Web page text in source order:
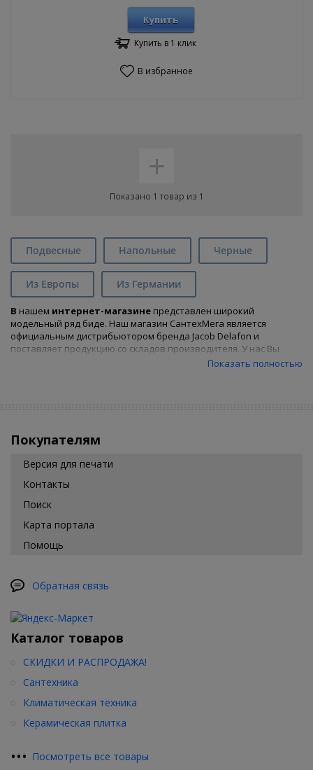
Купить
Купить в 1 клик
В избранное
+
Показано 1 товар из 1
Подвесные Напольные Черные
Из Европы Из Германии
В нашем интернет-магазине представлен широкий
модельный ряд биде. Наш магазин СантехМега является
официальным дистрибьютором бренда Jacob Delafon и
поставляет продукцию со складов производителя. У нас Вы
коллекцииVoxи
Показать полностью
Покупателям
Версия для печати
Контакты
Поиск
Карта портала
Помощь
Обратная связь
Каталог товаров
СКИДКИ И РАСПРОДАЖА!
Сантехника
Климатическая техника
Керамическая плитка
••• Посмотреть все товары